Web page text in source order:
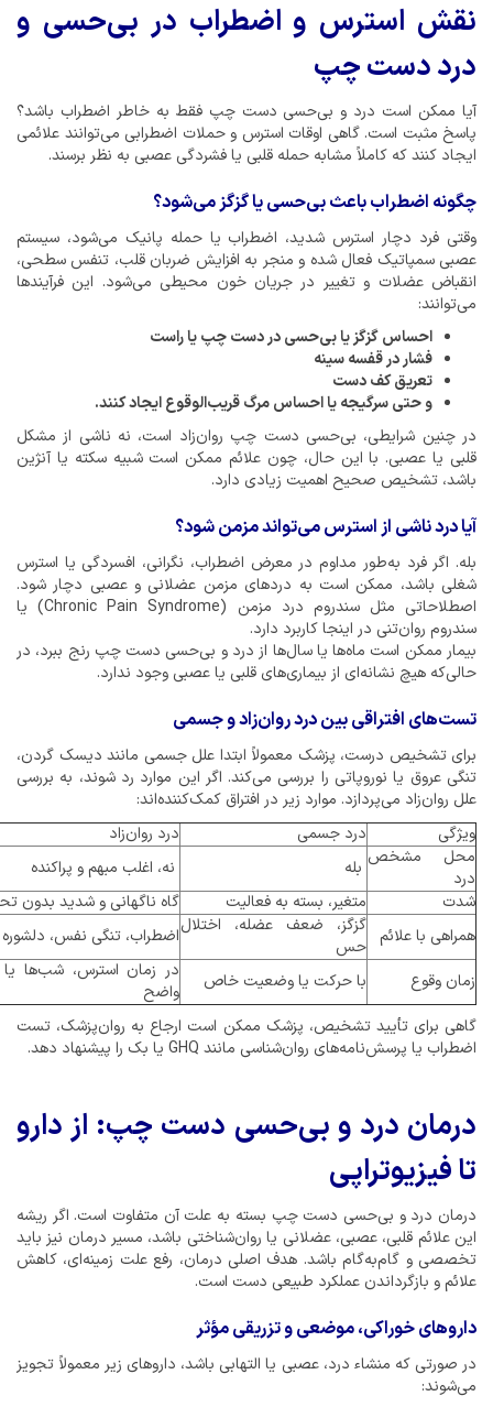
نقش استرس و اضطراب در بی‌حسی و
درد دست چپ
آیا ممکن است درد و بی‌حسی دست چپ فقط به خاطر اضطراب باشد؟
پاسخ مثبت است. گاهی اوقات استرس و حملات اضطرابی می‌توانند علائمی
ایجاد کنند که کاملاً مشابه حمله قلبی یا فشردگی عصبی به نظر برسند.
چگونه اضطراب باعث بی‌حسی یا گزگز می‌شود؟
وقتی فرد دچار استرس شدید، اضطراب یا حمله پانیک می‌شود، سیستم
عصبی سمپاتیک فعال شده و منجر به افزایش ضربان قلب، تنفس سطحی،
انقباض عضلات و تغییر در جریان خون محیطی می‌شود. این فرآیندها
می‌توانند:
احساس گزگز یا بی‌حسی در دست چپ یا راست
فشار در قفسه سینه
تعریق کف دست
و حتی سرگیجه یا احساس مرگ قریب‌الوقوع ایجاد کنند.
در چنین شرایطی، بی‌حسی دست چپ روان‌زاد است، نه ناشی از مشکل
قلبی یا عصبی. با این حال، چون علائم ممکن است شبیه سکته یا آنژین
باشد، تشخیص صحیح اهمیت زیادی دارد.
آیا درد ناشی از استرس می‌تواند مزمن شود؟
بله. اگر فرد به‌طور مداوم در معرض اضطراب، نگرانی، افسردگی یا استرس
شغلی باشد، ممکن است به دردهای مزمن عضلانی و عصبی دچار شود.
اصطلاحاتی مثل سندروم درد مزمن (Chronic Pain Syndrome) یا
سندروم روان‌تنی در اینجا کاربرد دارد.
بیمار ممکن است ماه‌ها یا سال‌ها از درد و بی‌حسی دست چپ رنج ببرد، در
حالی‌که هیچ نشانه‌ای از بیماری‌های قلبی یا عصبی وجود ندارد.
تست‌های افتراقی بین درد روان‌زاد و جسمی
برای تشخیص درست، پزشک معمولاً ابتدا علل جسمی مانند دیسک گردن،
تنگی عروق یا نوروپاتی را بررسی می‌کند. اگر این موارد رد شوند، به بررسی
علل روان‌زاد می‌پردازد. موارد زیر در افتراق کمک‌کننده‌اند:
ویژگی
درد جسمی
درد روان‌زاد
محل مشخص
درد
بله
نه، اغلب مبهم و پراکنده
شدت
متغیر، بسته به فعالیت
گاه ناگهانی و شدید بدون
همراهی با علائم
گزگز، ضعف عضله، اختلال
حس
اضطراب، تنگی نفس، دلشوره
زمان وقوع
با حرکت یا وضعیت خاص
در زمان استرس، شب‌ها
واضح
گاهی برای تأیید تشخیص، پزشک ممکن است ارجاع به روان‌پزشک، تست
اضطراب یا پرسش‌نامه‌های روان‌شناسی مانند GHQ یا بک را پیشنهاد دهد.
درمان درد و بی‌حسی دست چپ: از دارو
تا فیزیوتراپی
درمان درد و بی‌حسی دست چپ بسته به علت آن متفاوت است. اگر ریشه
این علائم قلبی، عصبی، عضلانی یا روان‌شناختی باشد، مسیر درمان نیز باید
تخصصی و گام‌به‌گام باشد. هدف اصلی درمان، رفع علت زمینه‌ای، کاهش
علائم و بازگرداندن عملکرد طبیعی دست است.
داروهای خوراکی، موضعی و تزریقی مؤثر
در صورتی که منشاء درد، عصبی یا التهابی باشد، داروهای زیر معمولاً تجویز
می‌شوند: